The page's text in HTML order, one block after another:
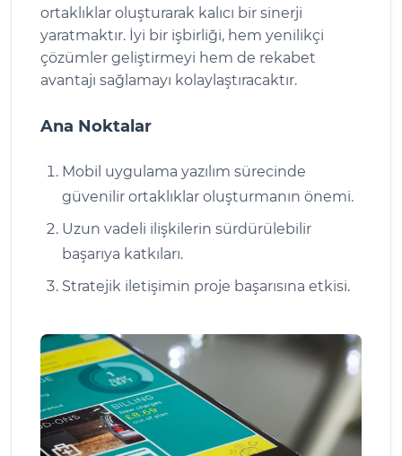
ortaklıklar oluşturarak kalıcı bir sinerji
yaratmaktır. İyi bir işbirliği, hem yenilikçi
çözümler geliştirmeyi hem de rekabet
avantajı sağlamayı kolaylaştıracaktır.
Ana Noktalar
Mobil uygulama yazılım sürecinde
güvenilir ortaklıklar oluşturmanın önemi.
Uzun vadeli ilişkilerin sürdürülebilir
başarıya katkıları.
Stratejik iletişimin proje başarısına etkisi.